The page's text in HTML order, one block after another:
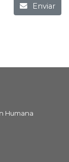
Enviar
Humana